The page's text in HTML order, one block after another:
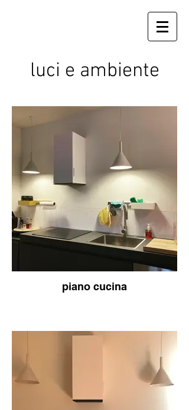
luci e ambiente
piano cucina